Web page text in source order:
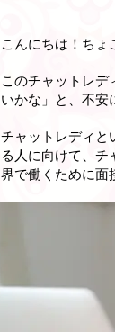
こんにちは！ちょ
このチャットレ
いかな」と、不安
チャットレディと
る人に向けて、チ
界で働くために面